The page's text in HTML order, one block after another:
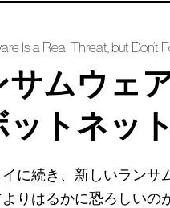
Is a Real Threat, but Don’t
サムウェ
ットネッ
に続き、新しいランサ
りはるかに恐ろしいの